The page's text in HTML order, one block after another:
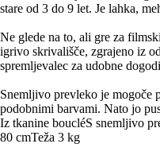
stare od 3 do 9 let. Je lahka,
Ne glede na to, ali gre za
igrivo skrivališče, zgrajeno iz
spremljevalec za udobne
Snemljivo prevleko je mogoče
podobnimi barvami. Nato jo
Iz tkanine boucléS snemljivo
80 cmTeža 3 kg